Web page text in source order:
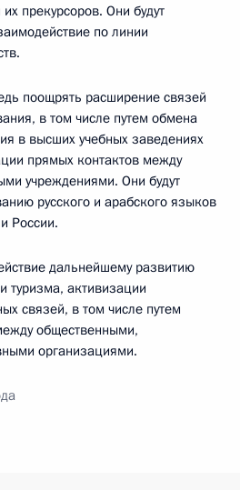
прекурсоров. Они будут
по линии
поощрять расширение связей
в том числе путем обмена
в высших учебных заведениях
прямых контактов между
учреждениями. Они будут
русского и арабского языков
России.
дальнейшему развитию
туризма, активизации
связей, в том числе путем
общественными,
организациями.